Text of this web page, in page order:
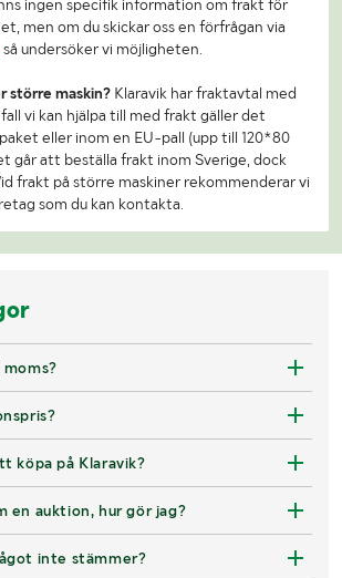
ingen specifik information om frakt för
men om du skickar oss en förfrågan via
så undersöker vi möjligheten.
större maskin? Klaravik har fraktavtal med
vi kan hjälpa till med frakt gäller det
eller inom en EU-pall (upp till 120*80
går att beställa frakt inom Sverige, dock
frakt på större maskiner rekommenderar vi
som du kan kontakta.
köpa på Klaravik?
en auktion, hur gör jag?
inte stämmer?